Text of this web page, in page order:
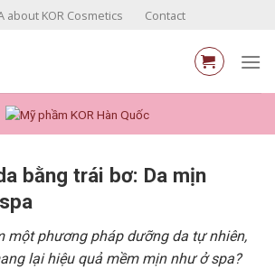
about KOR Cosmetics Contact
bằng trái bơ: Da mịn
một phương pháp dưỡng da tự nhiên,
lại hiệu quả mềm mịn như ở spa?